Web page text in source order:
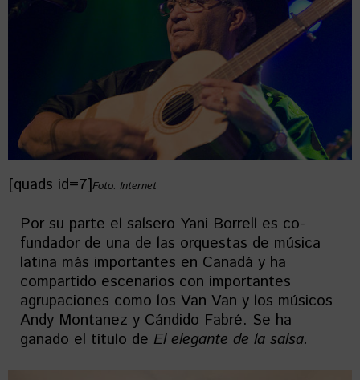
[quads id=7]Foto: Internet
Por su parte el salsero Yani Borrell es co-
fundador de una de las orquestas de música
latina más importantes en Canadá y ha
compartido escenarios con importantes
agrupaciones como los Van Van y los músicos
Andy Montanez y Cándido Fabré. Se ha
ganado el título de El elegante de la salsa.